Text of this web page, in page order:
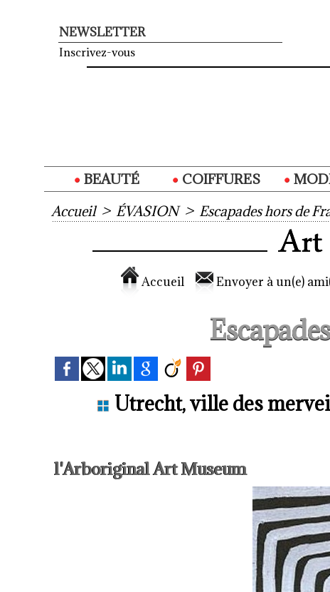
NEWSLETTER
Inscrivez-vous
BEAUTÉ COIFFURES
Accueil > ÉVASION > Escapades hors de
Accueil Envoyer à un(e)
Utrecht, ville des
l'Arboriginal Art Museum